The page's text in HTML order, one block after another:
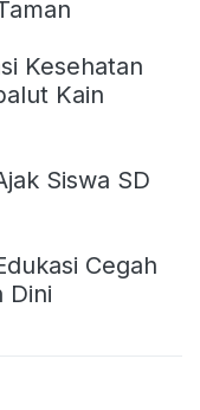
Kesehatan
Kain
Siswa SD
Cegah
Dini